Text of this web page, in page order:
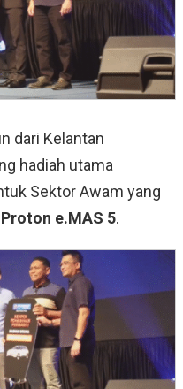
dari Kelantan
hadiah utama
Sektor Awam yang
e.MAS 5.